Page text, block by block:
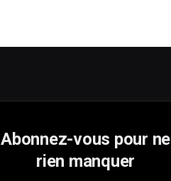
Abonnez-vous pour ne
rien manquer